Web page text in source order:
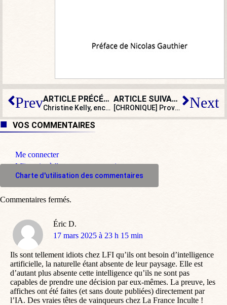
Prev ARTICLE PRÉCÉDENT
Christine Kelly, encore victime du racisme de gauche
ARTICLE SUIVANT
[CHRONIQUE] Provocation, agitation, exhibition : la méthode Macron Next
VOS COMMENTAIRES
Me connecter
M'inscrire à l'espace commentaire
Charte d'utilisation des commentaires
Éric D.
dit
17 mars 2025 à 23 h 15 min
Ils sont tellement idiots chez LFI qu’ils ont besoin d’intelligence
artificielle, la naturelle étant absente de leur paysage. Elle est
d’autant plus absente cette intelligence qu’ils ne sont pas
capables de prendre une décision par eux-mêmes. La preuve, les
affiches ont été faites (et sans doute publiées) directement par
l’IA. Des vraies têtes de vainqueurs chez La France Inculte !
Commentaires fermés.